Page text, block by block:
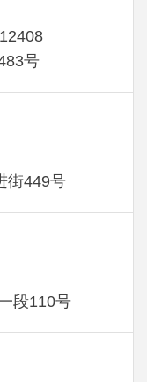
号
街449号
段110号